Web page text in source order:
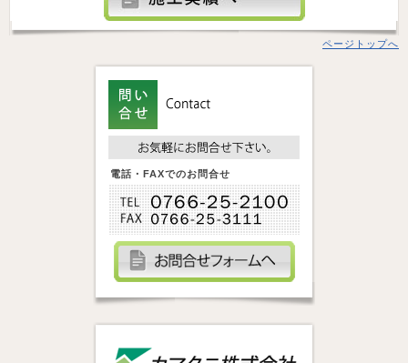
ページトップへ
電話・FAXでのお問合せ